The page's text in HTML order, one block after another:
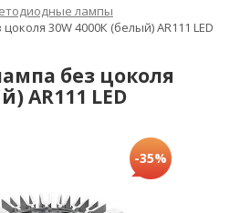
лампы
30W 4000К (белый) AR111 LED
без цоколя
AR111 LED
-35%